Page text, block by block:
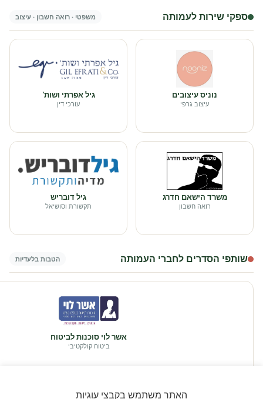
ספקי שירות לעמותה משפטי · רואה חשבון · עיצוב
נוניס עיצובים
עיצוב גרפי
גיל אפרתי ושות'
עורכי דין
משרד הישאם חדרג
רואה חשבון
גיל דובריש
תקשורת וסושיאל
שותפי הסדרים לחברי העמותה הטבות בלעדיות
אשר לוי סוכנות לביטוח
ביטוח קולקטיבי
האתר משתמש בקבצי עוגיות